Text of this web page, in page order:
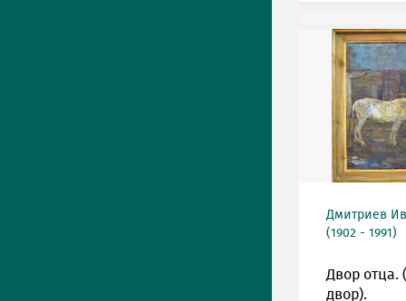
Дмитриев
(1902 - 1991)
Двор отца.
двор).